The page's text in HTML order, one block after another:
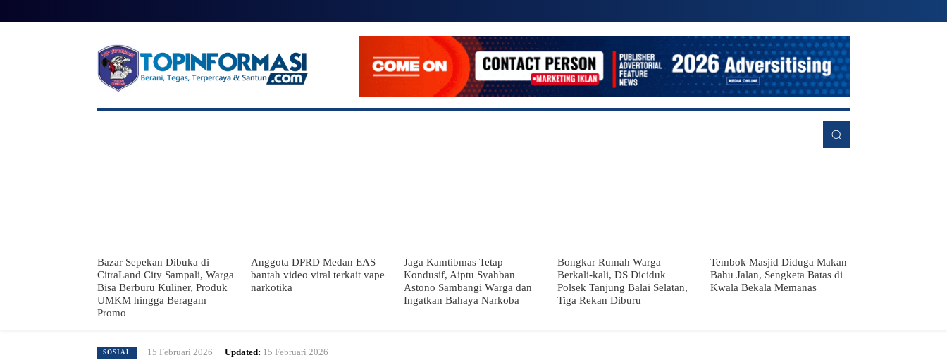
Bazar Sepekan Dibuka di
CitraLand City Sampali, Warga
Bisa Berburu Kuliner, Produk
UMKM hingga Beragam
Promo
Anggota DPRD Medan EAS
bantah video viral terkait vape
narkotika
Jaga Kamtibmas Tetap
Kondusif, Aiptu Syahban
Astono Sambangi Warga dan
Ingatkan Bahaya Narkoba
Bongkar Rumah Warga
Berkali-kali, DS Diciduk
Polsek Tanjung Balai Selatan,
Tiga Rekan Diburu
Tembok Masjid Diduga Makan
Bahu Jalan, Sengketa Batas di
Kwala Bekala Memanas
SOSIAL 15 Februari 2026 Updated: 15 Februari 2026